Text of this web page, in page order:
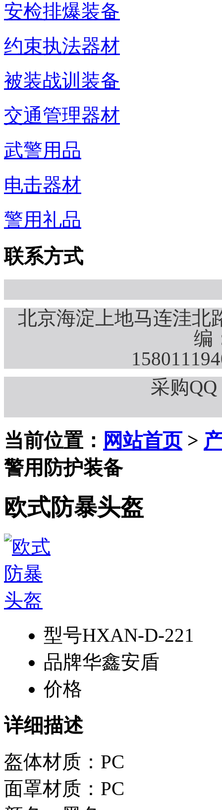
安检排爆装备
约束执法器材
被装战训装备
交通管理器材
武警用品
电击器材
警用礼品
联系方式
北京海淀上地马连洼北
编
采购QQ
当前位置： 网站首页>
警用防护装备
欧式防暴头盔
型号HXAN-D-221
品牌华鑫安盾
价格
详细描述
盔体材质：PC
面罩材质：PC